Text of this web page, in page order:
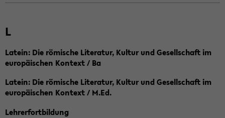
L
Latein: Die römische Literatur, Kultur und Gesellschaft im
europäischen Kontext / Ba
Latein: Die römische Literatur, Kultur und Gesellschaft im
europäischen Kontext / M.Ed.
Lehrerfortbildung